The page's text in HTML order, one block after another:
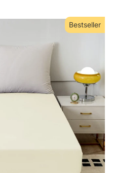
Bestseller